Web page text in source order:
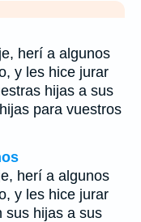
herí a algunos
y les hice jurar
hijas a sus
para vuestros
herí a algunos
y les hice jurar
sus hijas a sus